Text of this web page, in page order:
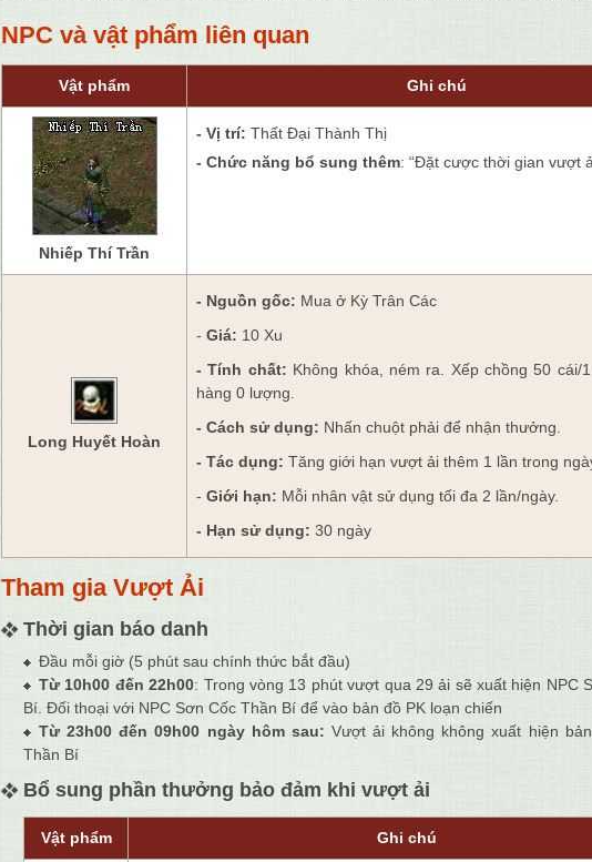
NPC và vật phẩm liên quan
Vật phẩm Ghi chú
Nhiếp Thí Trần
- Vị trí: Thất Đại Thành Thị
- Chức năng bổ sung thêm: “Đặt cược thời gian vượt
Long Huyết Hoàn
- Nguồn gốc: Mua ở Kỳ Trân Các
- Giá: 10 Xu
- Tính chất: Không khóa , ném ra. Xếp chồng 50 cái/
hàng 0 lượng.
- Cách sử dụng: Nhấn chuột phải để nhận thưởng.
- Tác dụng: Tăng giới hạn vượt ải thêm 1 lần trong
- Giới hạn: Mỗi nhân vật sử dụng tối đa 2 lần/ngày.
- Hạn sử dụng: 30 ngày
Tham gia Vượt Ải
Thời gian báo danh
Đầu mỗi giờ (5 phút sau chính thức bắt đầu)
Từ 10h00 đến 22h00: Trong vòng 13 phút vượt qua 29 ải sẽ xuất hiện NPC
Bí. Đối thoại với NPC Sơn Cốc Thần Bí để vào bản đồ PK loạn chiến
Từ 23h00 đến 09h00 ngày hôm sau: Vượt ải không không xuất hiện
Thần Bí
Bổ sung phần thưởng bảo đảm khi vượt ải
Vật phẩm Ghi chú